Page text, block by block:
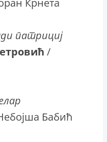
Крнета
патрициј
/
Бабић